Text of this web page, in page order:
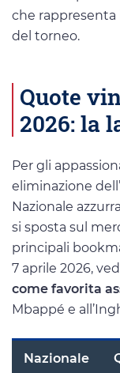
che
del torneo.
Quote
2026: la
Per gli
eliminazione
Nazionale
si sposta sul
principali
7 aprile 2026,
come favorita
Mbappé e
Nazionale